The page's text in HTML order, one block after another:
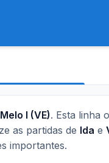
I (VE). Esta linha
as partidas de Ida e
importantes.